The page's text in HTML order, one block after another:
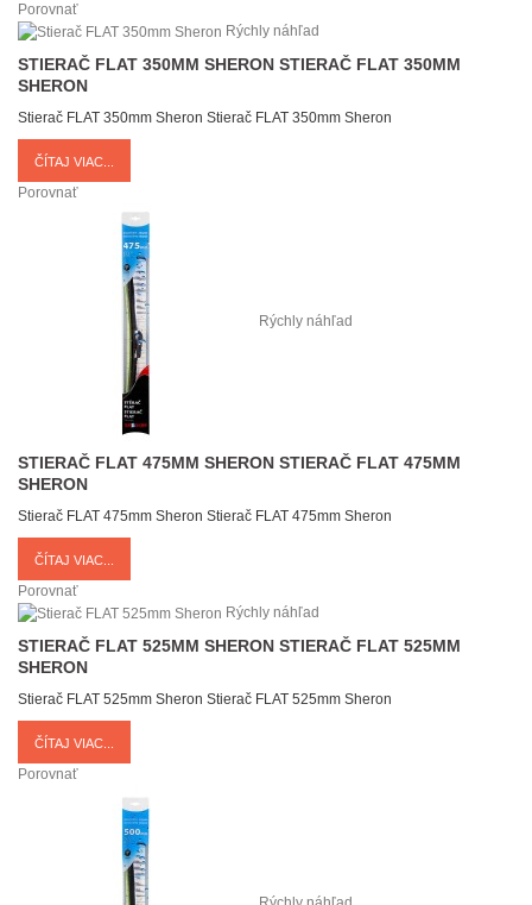
Porovnať
Rýchly náhľad
STIERAČ FLAT 350MM SHERON STIERAČ FLAT 350MM
SHERON
Stierač FLAT 350mm Sheron Stierač FLAT 350mm Sheron
ČÍTAJ VIAC...
Porovnať
Rýchly náhľad
STIERAČ FLAT 475MM SHERON STIERAČ FLAT 475MM
SHERON
Stierač FLAT 475mm Sheron Stierač FLAT 475mm Sheron
ČÍTAJ VIAC...
Porovnať
Rýchly náhľad
STIERAČ FLAT 525MM SHERON STIERAČ FLAT 525MM
SHERON
Stierač FLAT 525mm Sheron Stierač FLAT 525mm Sheron
ČÍTAJ VIAC...
Porovnať